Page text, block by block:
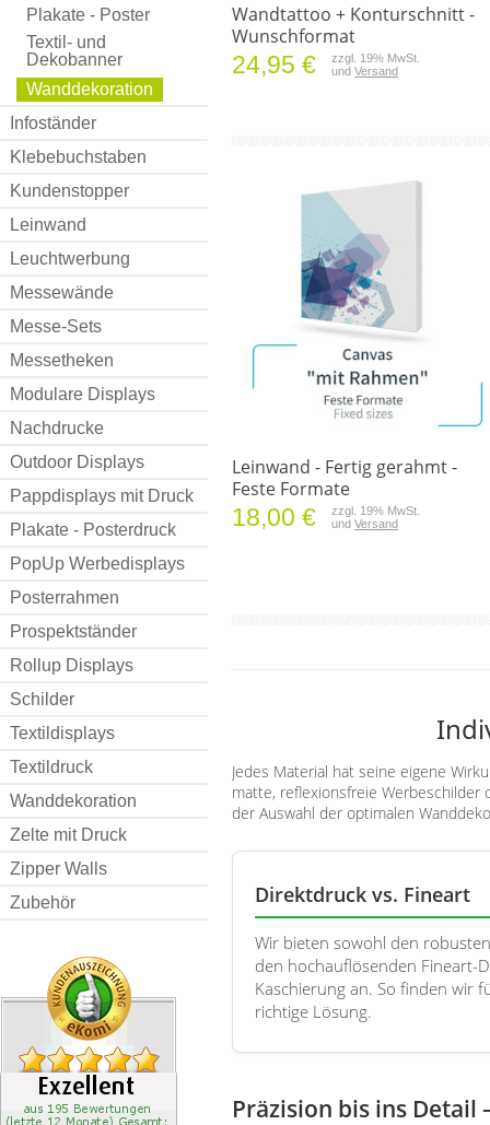
Plakate - Poster
Textil- und
Dekobanner
Wanddekoration
Infoständer
Klebebuchstaben
Kundenstopper
Leinwand
Leuchtwerbung
Messewände
Messe-Sets
Messetheken
Modulare Displays
Nachdrucke
Outdoor Displays
Pappdisplays mit Druck
Plakate - Posterdruck
PopUp Werbedisplays
Posterrahmen
Prospektständer
Rollup Displays
Schilder
Textildisplays
Textildruck
Wanddekoration
Zelte mit Druck
Zipper Walls
Zubehör
Wandtattoo + Konturschnitt -
Wunschformat
24,95 €
zzgl. 19% MwSt.
und Versand
Leinwand - Fertig gerahmt -
Feste Formate
18,00 €
zzgl. 19% MwSt.
und Versand
Jedes Material hat seine eigene
matte, reflexionsfreie Werbeschilder
der Auswahl der optimalen
Direktdruck vs. Fineart
Wir bieten sowohl den
den hochauflösenden Fineart-
Kaschierung an. So finden wir
richtige Lösung.
Präzision bis ins